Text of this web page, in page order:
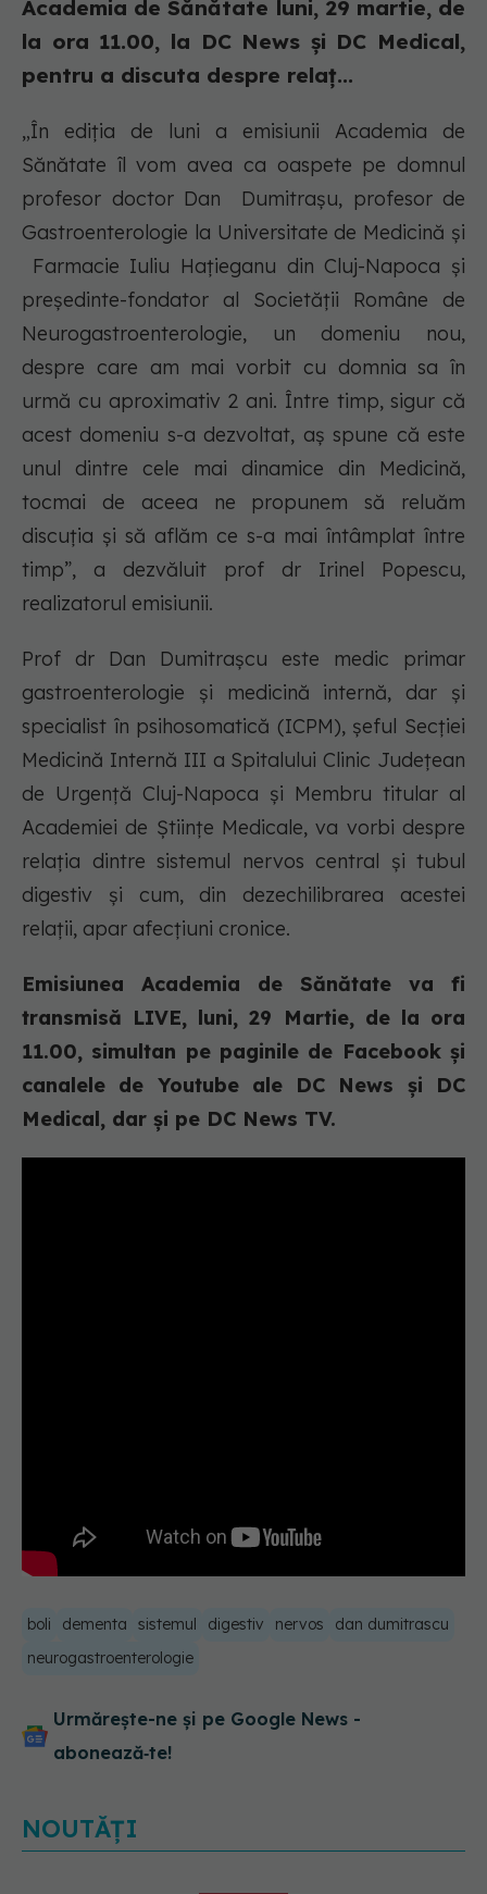
Academia de Sănătate luni, 29 martie, de
la ora 11.00, la DC News și DC Medical,
pentru a discuta despre relaț...
„În ediția de luni a emisiunii Academia de
Sănătate îl vom avea ca oaspete pe domnul
profesor doctor Dan Dumitrașu, profesor de
Gastroenterologie la Universitate de Medicină și
Farmacie Iuliu Hațieganu din Cluj-Napoca și
președinte-fondator al Societății Române de
Neurogastroenterologie, un domeniu nou,
despre care am mai vorbit cu domnia sa în
urmă cu aproximativ 2 ani. Între timp, sigur că
acest domeniu s-a dezvoltat, aș spune că este
unul dintre cele mai dinamice din Medicină,
tocmai de aceea ne propunem să reluăm
discuția și să aflăm ce s-a mai întâmplat între
timp”, a dezvăluit prof dr Irinel Popescu,
realizatorul emisiunii.
Prof dr Dan Dumitrașcu este medic primar
gastroenterologie și medicină internă, dar și
specialist în psihosomatică (ICPM), șeful Secției
Medicină Internă III a Spitalului Clinic Județean
de Urgență Cluj-Napoca și Membru titular al
Academiei de Științe Medicale, va vorbi despre
relația dintre sistemul nervos central și tubul
digestiv și cum, din dezechilibrarea acestei
relații, apar afecțiuni cronice.
Emisiunea Academia de Sănătate va fi
transmisă LIVE, luni, 29 Martie, de la ora
11.00, simultan pe paginile de Facebook și
canalele de Youtube ale DC News și DC
Medical, dar și pe DC News TV.
boli dementa sistemul digestiv nervos
dan dumitrascu
neurogastroenterologie
Urmărește-ne și pe Google News -
abonează‑te!
NOUTĂȚI